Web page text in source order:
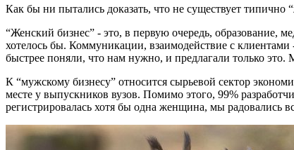
Как бы ни пытались доказать, что не существует
“Женский бизнес” - это, в первую очередь, образование,
хотелось бы. Коммуникации, взаимодействие с
быстрее поняли, что нам нужно, и предлагали только
К “мужскому бизнесу” относится сырьевой сектор
месте у выпускников вузов. Помимо этого, 99%
регистрировалась хотя бы одна женщина, мы радовались